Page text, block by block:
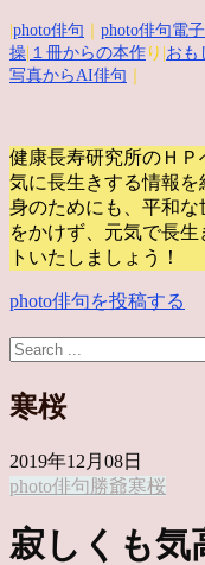
photo俳句 photo俳句電
操 １冊からの本作 り| おも
写真からAI俳句
健康長寿研究所のＨ
気に長生きする情報を
身のためにも、平和
をかけず、元気で長
トいたしましょう！
photo俳句を投稿する
寒桜
2019年12月08日
photo俳句 勝爺寒桜
寂しくも